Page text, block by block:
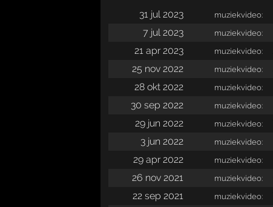
31 jul 2023 muziekvideo:
7 jul 2023
muziekvideo:
21 apr 2023
muziekvideo:
25 nov 2022
muziekvideo:
28 okt 2022
muziekvideo:
30 sep 2022
muziekvideo:
29 jun 2022
muziekvideo:
3 jun 2022
muziekvideo:
29 apr 2022
muziekvideo:
26 nov 2021
muziekvideo:
22 sep 2021
muziekvideo: